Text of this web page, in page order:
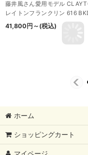
藤井風さん愛用モデル
レイトンフランクリン 616
41,800 円 ～ (税込)
ホーム
ショッピングカート
マイページ